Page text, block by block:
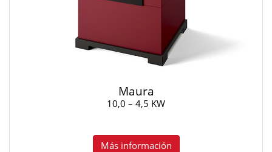
Maura
10,0 – 4,5 KW
Más información